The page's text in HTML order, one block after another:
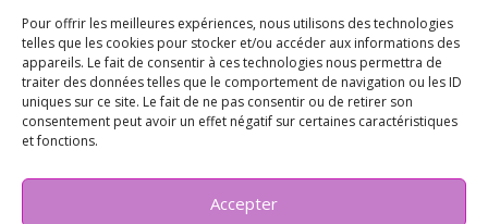
Pour offrir les meilleures expériences, nous utilisons des technologies
telles que les cookies pour stocker et/ou accéder aux informations des
appareils. Le fait de consentir à ces technologies nous permettra de
traiter des données telles que le comportement de navigation ou les ID
uniques sur ce site. Le fait de ne pas consentir ou de retirer son
consentement peut avoir un effet négatif sur certaines caractéristiques
et fonctions.
Accepter
Vous pouvez recevoir les dernières infos en
vous abonnant à notre newsletter